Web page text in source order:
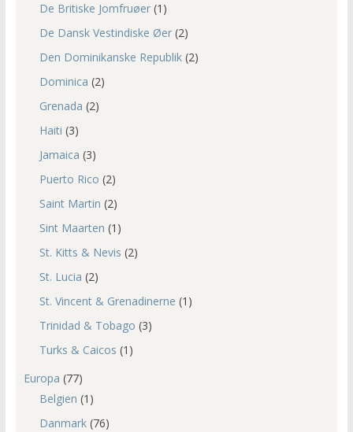
De Britiske Jomfruøer(1)
De Dansk Vestindiske Øer(2)
Den Dominikanske Republik(2)
Dominica (2)
Grenada (2)
Haiti (3)
Jamaica (3)
Puerto Rico (2)
Saint Martin (2)
Sint Maarten (1)
St. Kitts & Nevis (2)
St. Lucia (2)
St. Vincent & Grenadinerne (1)
Trinidad & Tobago (3)
Turks & Caicos (1)
Europa (77)
Belgien (1)
Danmark(76)